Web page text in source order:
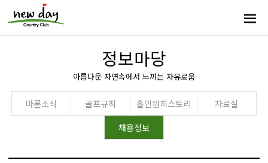
정보마당
아름다운 자연속에서 느끼는 자유로움
마론소식 골프규칙 홀인원히스토리
자료실
채용정보